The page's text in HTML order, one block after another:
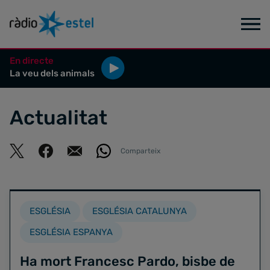
En directe
La veu dels animals
Actualitat
Comparteix
ESGLÉSIA
ESGLÉSIA CATALUNYA
ESGLÉSIA ESPANYA
Ha mort Francesc Pardo, bisbe de